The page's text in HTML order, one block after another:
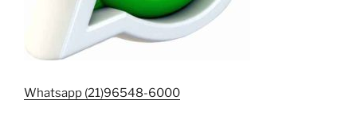
Whatsapp (21)96548-6000